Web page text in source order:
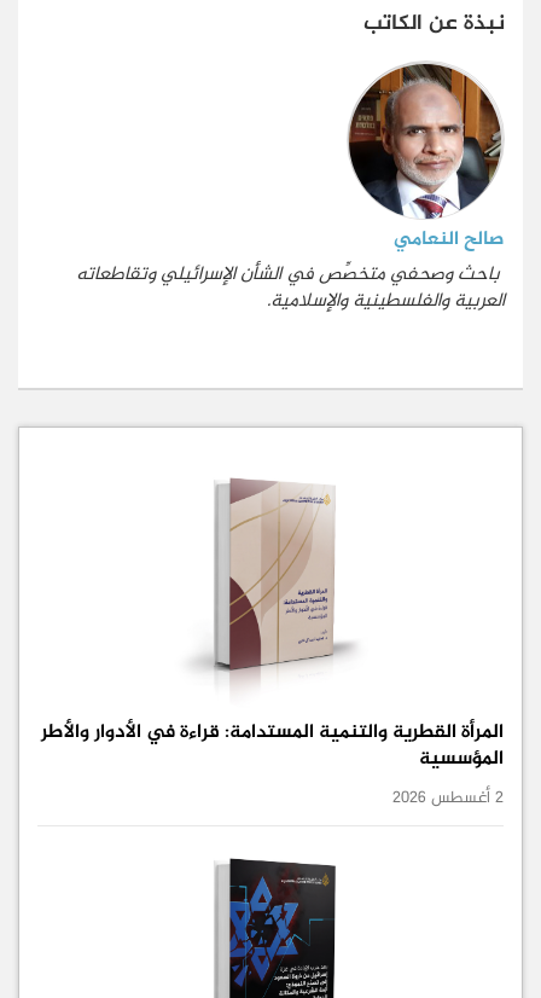
نبذة عن الكاتب
صالح النعامي
باحث وصحفي متخصِّص في الشأن الإسرائيلي وتقاطعاته
العربية والفلسطينية والإسلامية.
المرأة القطرية والتنمية المستدامة: قراءة في الأدوار والأطر
المؤسسية
2 أغسطس 2026